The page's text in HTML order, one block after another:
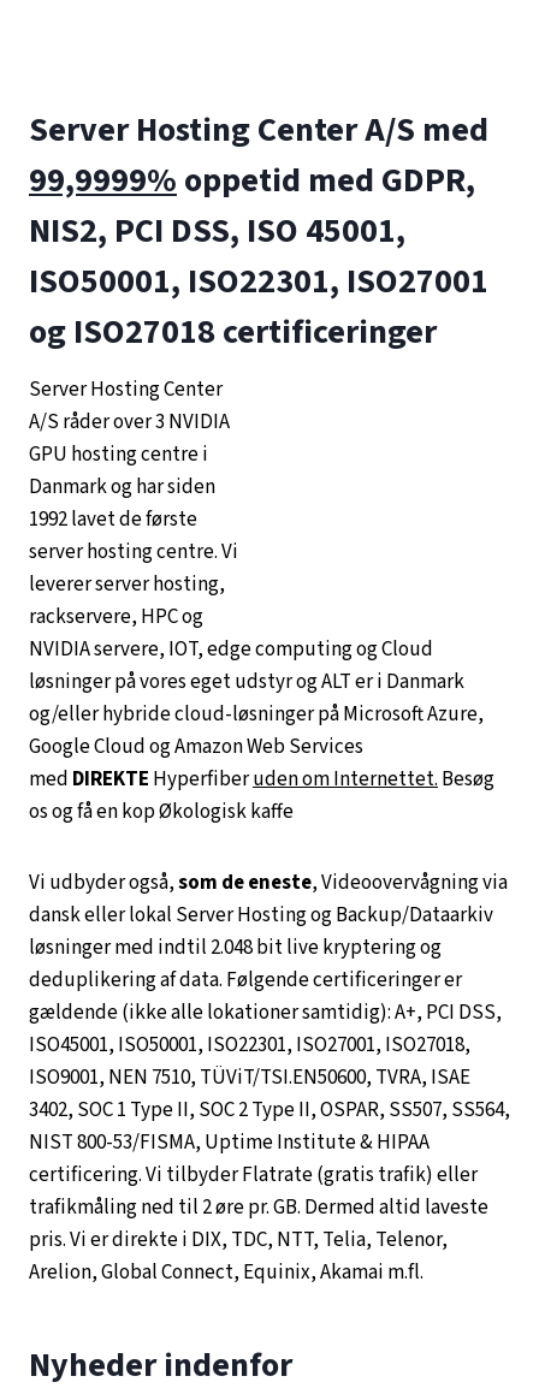
Server Hosting Center A/S med
99,9999%oppetid med GDPR,
NIS2, PCI DSS, ISO 45001,
ISO50001, ISO22301, ISO27001
og ISO27018 certificeringer
Server Hosting Center
A/S råder over 3 NVIDIA
GPU hosting centre i
Danmark og har siden
1992 lavet de første
server hosting centre. Vi
leverer server hosting,
rackservere, HPC og
NVIDIA servere, IOT, edge computing og Cloud
løsninger på vores eget udstyr og ALT er i Danmark
og/eller hybride cloud-løsninger på Microsoft Azure,
Google Cloud og Amazon Web Services
med DIREKTE Hyperfiberuden om Internettet.Besøg
os og få en kop Økologisk kaffe
Vi udbyder også,som de eneste, Videoovervågning via
dansk eller lokal Server Hosting og Backup/Dataarkiv
løsninger med indtil 2.048 bit live kryptering og
deduplikering af data. Følgende certificeringer er
gældende (ikke alle lokationer samtidig): A+, PCI DSS,
ISO45001, ISO50001, ISO22301, ISO27001, ISO27018,
ISO9001, NEN 7510, TÜViT/TSI.EN50600, TVRA, ISAE
3402, SOC 1 Type II, SOC 2 Type II, OSPAR, SS507, SS564,
NIST 800-53/FISMA, Uptime Institute & HIPAA
certificering. Vi tilbyder Flatrate (gratis trafik) eller
trafikmåling ned til 2 øre pr. GB. Dermed altid laveste
pris. Vi er direkte i DIX, TDC, NTT, Telia, Telenor,
Arelion, Global Connect, Equinix, Akamai m.fl.
Nyheder indenfor